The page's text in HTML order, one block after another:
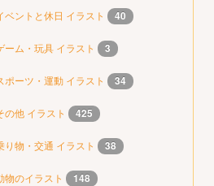
ベントと休日 イラスト 40
ーム・玩具 イラスト 3
ポーツ・運動 イラスト 34
の他 イラスト 425
り物・交通 イラスト 38
物のイラスト 148